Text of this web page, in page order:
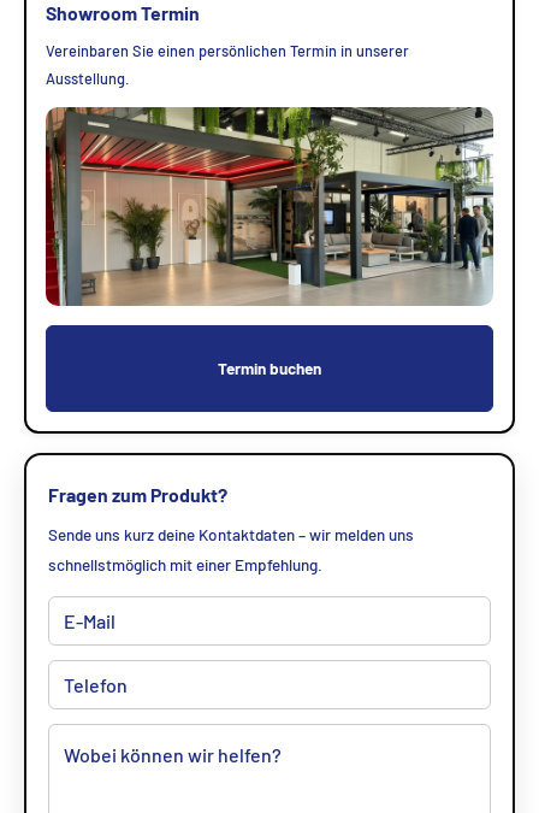
Showroom Termin
Vereinbaren Sie einen persönlichen Termin in unserer
Ausstellung.
Termin buchen
Fragen zum Produkt?
Sende uns kurz deine Kontaktdaten – wir melden uns
schnellstmöglich mit einer Empfehlung.